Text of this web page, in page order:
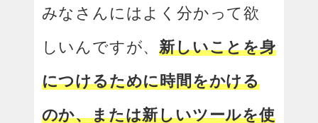
みなさんにはよく分かって欲
しいんですが、新しいことを身
につけるために時間をかける
のか、または新しいツールを使